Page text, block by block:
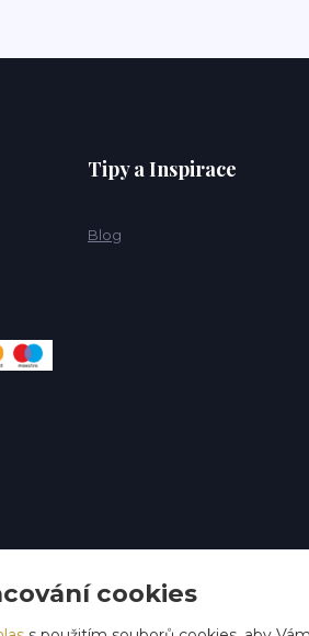
Tipy a Inspirace
Blog
cookies